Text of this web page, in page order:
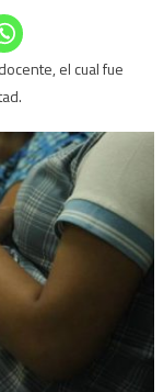
el cual fue